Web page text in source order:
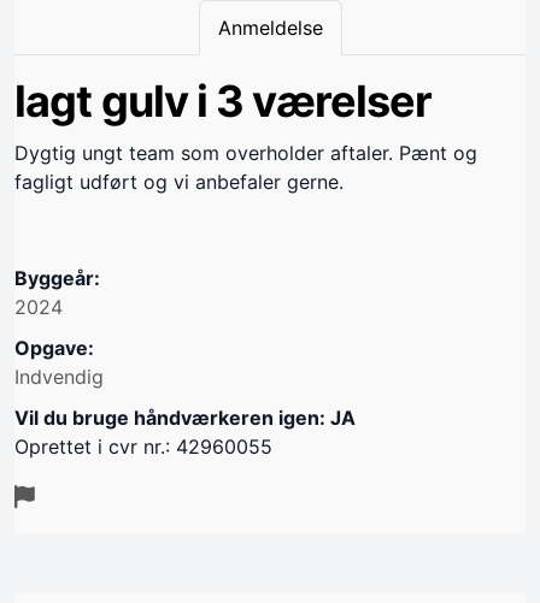
Anmeldelse
lagt gulv i 3 værelser
Dygtig ungt team som overholder aftaler. Pænt og
fagligt udført og vi anbefaler gerne.
Byggeår:
2024
Opgave:
Indvendig
Vil du bruge håndværkeren igen: JA
Oprettet i cvr nr.: 42960055